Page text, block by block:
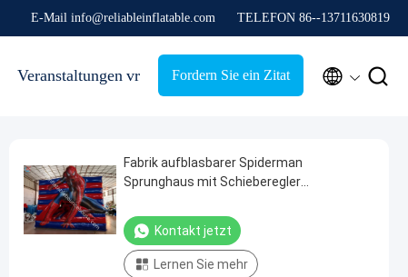
E-Mail info@reliableinflatable.com TELEFON 86--13711630819
Veranstaltungen vr Fordern Sie ein Zitat  
Fabrik aufblasbarer Spiderman
Sprunghaus mit Schieberegler
Kontakt jetzt
Lernen Sie mehr